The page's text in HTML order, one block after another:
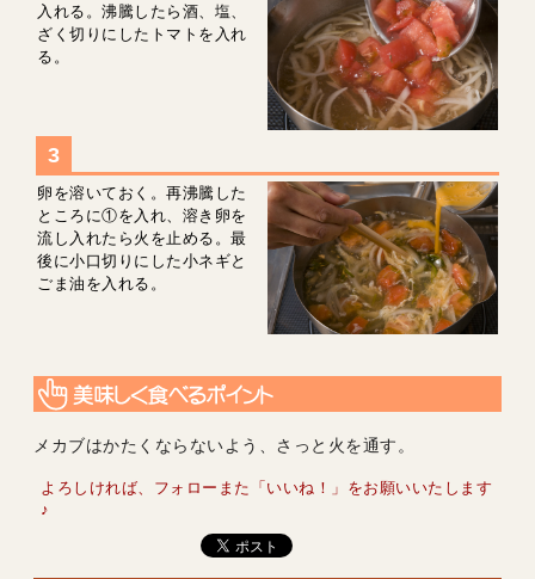
入れる。沸騰したら酒、塩、
ざく切りにしたトマトを入れ
る。
卵を溶いておく。再沸騰した
ところに①を入れ、溶き卵を
流し入れたら火を止める。最
後に小口切りにした小ネギと
ごま油を入れる。
メカブはかたくならないよう、さっと火を通す。
よろしければ、フォローまた「いいね！」をお願いいたします
♪